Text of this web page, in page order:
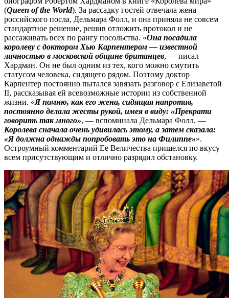
(Queen of the World). За рассадку гостей отвечала жена
российского посла, Дельмара Фолл, и она приняла не совсем
стандартное решение, решив отложить протокол и не
рассаживать всех по рангу посольства. «Она посадила
королеву с доктором Хью Карпентером — известной
личностью в московской общине британцев, — писал
Хардман. Он не был одним из тех, кого можно смутить
статусом человека, сидящего рядом. Поэтому доктор
Карпентер постоянно пытался завязать разговор с Елизаветой
II, рассказывая ей всевозможные истории из собственной
жизни. «Я помню, как его жена, сидящая напротив,
постоянно делала жесты рукой, имея в виду: «Прекрати
говорить так много», — вспоминала Дельмара Фолл. —
Королева сначала очень удивилась этому, а затем сказала:
«Я должна однажды попробовать это на Филиппе»».
Остроумный комментарий Ее Величества пришелся по вкусу
всем присутствующим и отлично разрядил обстановку.